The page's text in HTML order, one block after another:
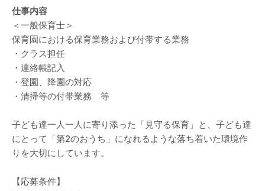
仕事内容
＜一般保育士＞
保育園における保育業務および付帯する業務
・クラス担任
・連絡帳記入
・登園、降園の対応
・清掃等の付帯業務 等
子ども達一人一人に寄り添った「見守る保育」と、子ども達
にとって「第2のおうち」になれるような落ち着いた環境作
りを大切にしています。
【応募条件】